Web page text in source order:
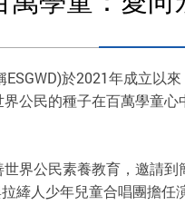
於2021年成立以
公民的種子在百萬學童
界公民素養教育，邀請
人少年兒童合唱團擔任